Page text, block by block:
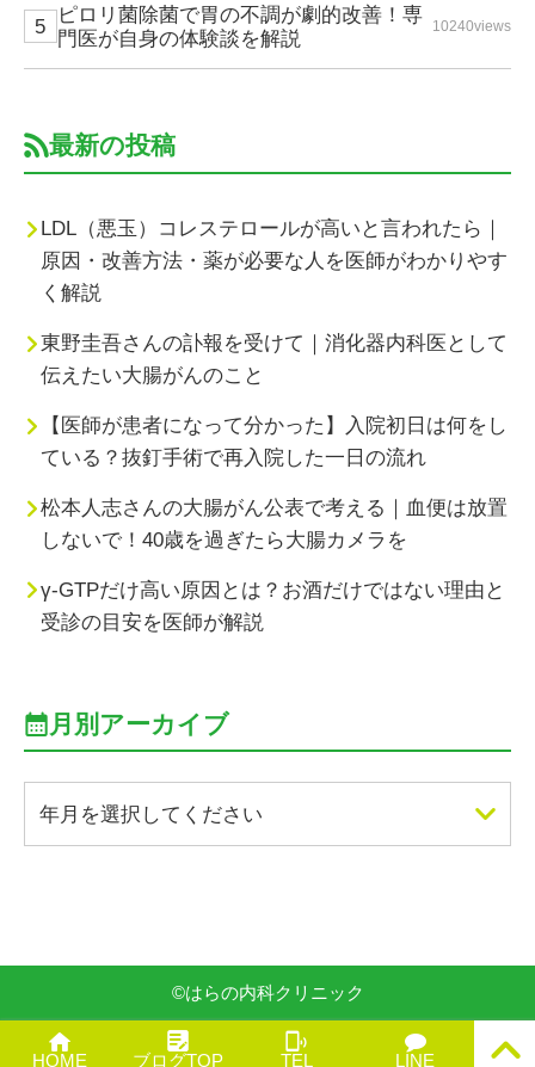
ピロリ菌除菌で胃の不調が劇的改善！専
門医が自身の体験談を解説
10240views
最新の投稿
LDL（悪玉）コレステロールが高いと言われたら｜
原因・改善方法・薬が必要な人を医師がわかりやす
く解説
東野圭吾さんの訃報を受けて｜消化器内科医として
伝えたい大腸がんのこと
【医師が患者になって分かった】入院初日は何をし
ている？抜釘手術で再入院した一日の流れ
松本人志さんの大腸がん公表で考える｜血便は放置
しないで！40歳を過ぎたら大腸カメラを
γ-GTPだけ高い原因とは？お酒だけではない理由と
受診の目安を医師が解説
月別アーカイブ
年月を選択してください
HOME ブログTOP TEL LINE
PAGE
TOP
©はらの内科クリニック